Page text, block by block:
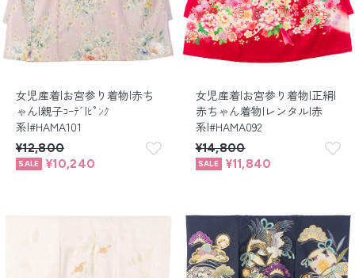
女児産着|お宮参り着物|赤ち
ゃん|親子ｺｰﾃﾞ|ﾋﾟﾝｸ
系|#HAMA101
¥12,800
¥10,240
女児産着|お宮参り着物|正絹|
赤ちゃん着物|レンタル|赤
系|#HAMA092
¥14,800
¥11,840